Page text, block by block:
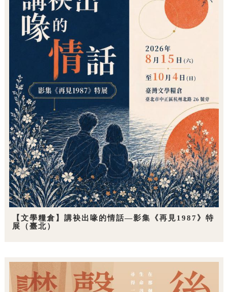
【文學糧倉】講袂出喙的情話—影集《再見1987》特
展（臺北）